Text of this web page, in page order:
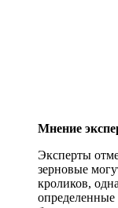
Мнение
Эксперты
зерновые
кроликов,